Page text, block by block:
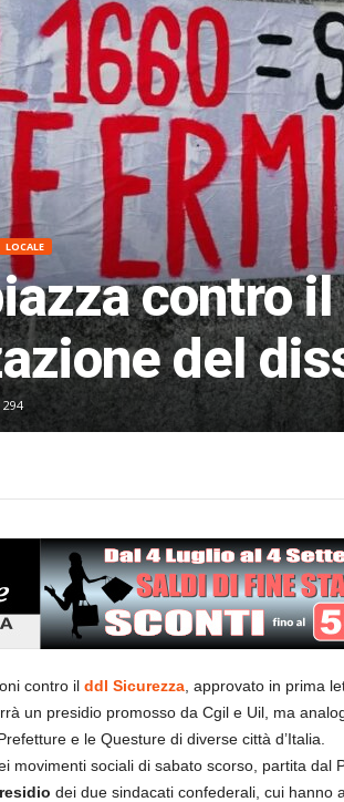
LOCALE
contro
del
294
contro il ddl Sicurezza, approvato in prima
un presidio promosso da Cgil e Uil, ma
e le Questure di diverse città d’Italia.
movimenti sociali di sabato scorso, partita dal
dei due sindacati confederali, cui hanno